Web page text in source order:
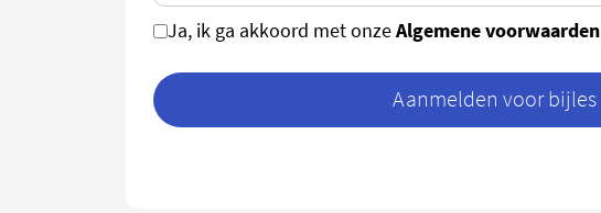
Ja, ik ga akkoord met onzeAlgemene voorwaarden
Aanmelden voor bijles